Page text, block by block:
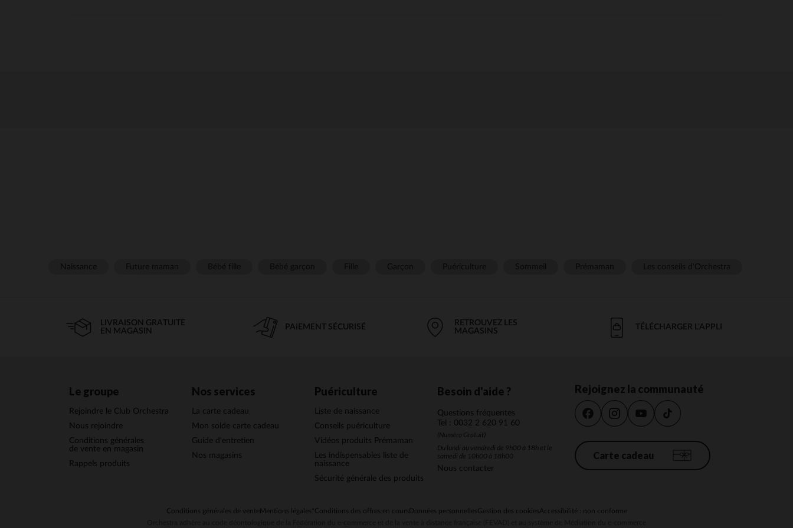
LIVRAISON GRATUITE
EN MAGASIN
PAIEMENT SÉCURISÉ
RETROUVEZ LES
MAGASINS
TÉLÉCHARGER L'APPLI
Le groupe
Rejoindre le Club Orchestra
Nous rejoindre
Conditions générales
de vente en magasin
Rappels produits
Nos services
La carte cadeau
Mon solde carte cadeau
Guide d'entretien
Nos magasins
Puériculture
Liste de naissance
Conseils puériculture
Vidéos produits Prémaman
Les indispensables liste de
naissance
Sécurité générale des produits
Besoin d'aide ?
Questions fréquentes
Tel : 0032 2 620 91 60
(Numéro Gratuit)
Du lundi au vendredi de 9h00 à 18h et le
samedi de 10h00 à 18h00
Nous contacter
Rejoignez la communauté
Carte cadeau
Conditions générales de venteMentions légales *Conditions des offres en cours Données personnellesGestion des cookiesAccessibilité : non conforme